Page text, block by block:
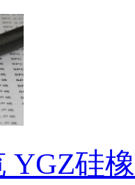
​YGZ硅